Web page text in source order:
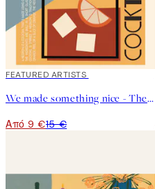
40%*
FEATURED ARTISTS
We made something nice - The Negroni Poster
Από 9 €15 €